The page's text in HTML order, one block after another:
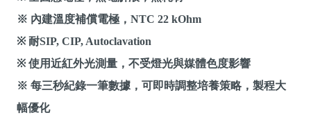
※ 內建溫度補償電極，NTC 22 kOhm
※ 耐SIP, CIP, Autoclavation
※ 使用近紅外光測量，不受燈光與媒體色度影響
※ 每三秒紀錄一筆數據，可即時調整培養策略，製程大
幅優化